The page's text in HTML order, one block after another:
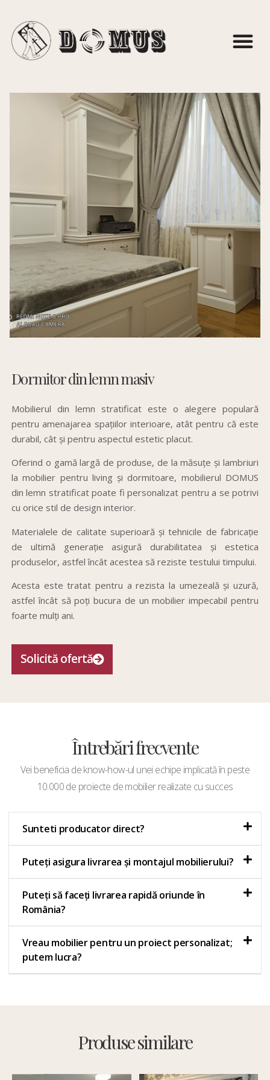
Dormitor din lemn masiv
Mobilierul din lemn stratificat este o alegere populară
pentru amenajarea spațiilor interioare, atât pentru că este
durabil, cât și pentru aspectul estetic placut.
Oferind o gamă largă de produse, de la măsuțe și lambriuri
la mobilier pentru living și dormitoare, mobilierul DOMUS
din lemn stratificat poate fi personalizat pentru a se potrivi
cu orice stil de design interior.
Materialele de calitate superioară și tehnicile de fabricație
de ultimă generație asigură durabilitatea și estetica
produselor, astfel încât acestea să reziste testului timpului.
Acesta este tratat pentru a rezista la umezeală și uzură,
astfel încât să poți bucura de un mobilier impecabil pentru
foarte mulți ani.
Solicită ofertă
Întrebări frecvente
Vei beneficia de know-how-ul unei echipe implicată în peste
10.000 de proiecte de mobilier realizate cu succes
Sunteti producator direct?
Puteți asigura livrarea și montajul mobilierului?
Puteți să faceți livrarea rapidă oriunde în
România?
Vreau mobilier pentru un proiect personalizat;
putem lucra?
Produse similare